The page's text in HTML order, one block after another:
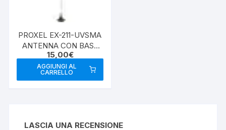
PROXEL EX-211-UVSMA
ANTENNA CON BASE
MAGNETICA
15,00€
AGGIUNGI AL
CARRELLO
LASCIA UNA RECENSIONE